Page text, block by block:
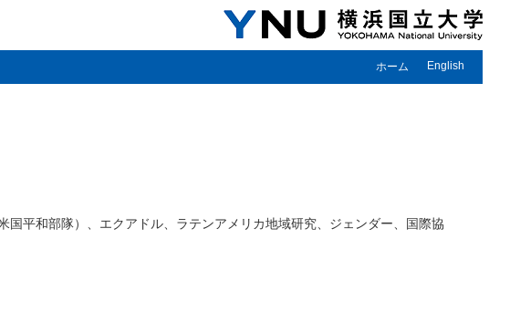
ホーム English
国平和部隊）、エクアドル、ラテンアメリカ地域研究、ジェンダー、国際協